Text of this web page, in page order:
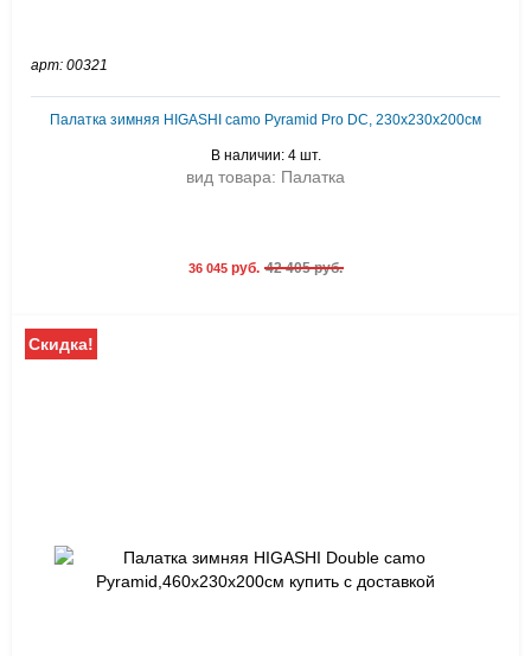
арт: 00321
Палатка зимняя HIGASHI camo Pyramid Pro DC, 230х230х200см
В наличии: 4 шт.
вид товара: Палатка
36 045 руб. 42 405 руб.
Скидка!